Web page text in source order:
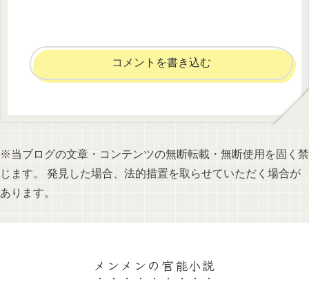
コメントを書き込む
※当ブログの文章・コンテンツの無断転載・無断使用を固く禁
じます。 発見した場合、法的措置を取らせていただく場合が
あります。
メンメンの官能小説